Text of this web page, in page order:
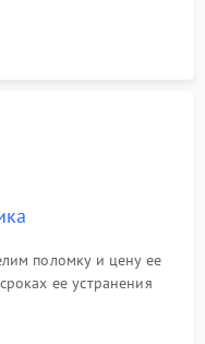
поломку и цену ее
ее устранения